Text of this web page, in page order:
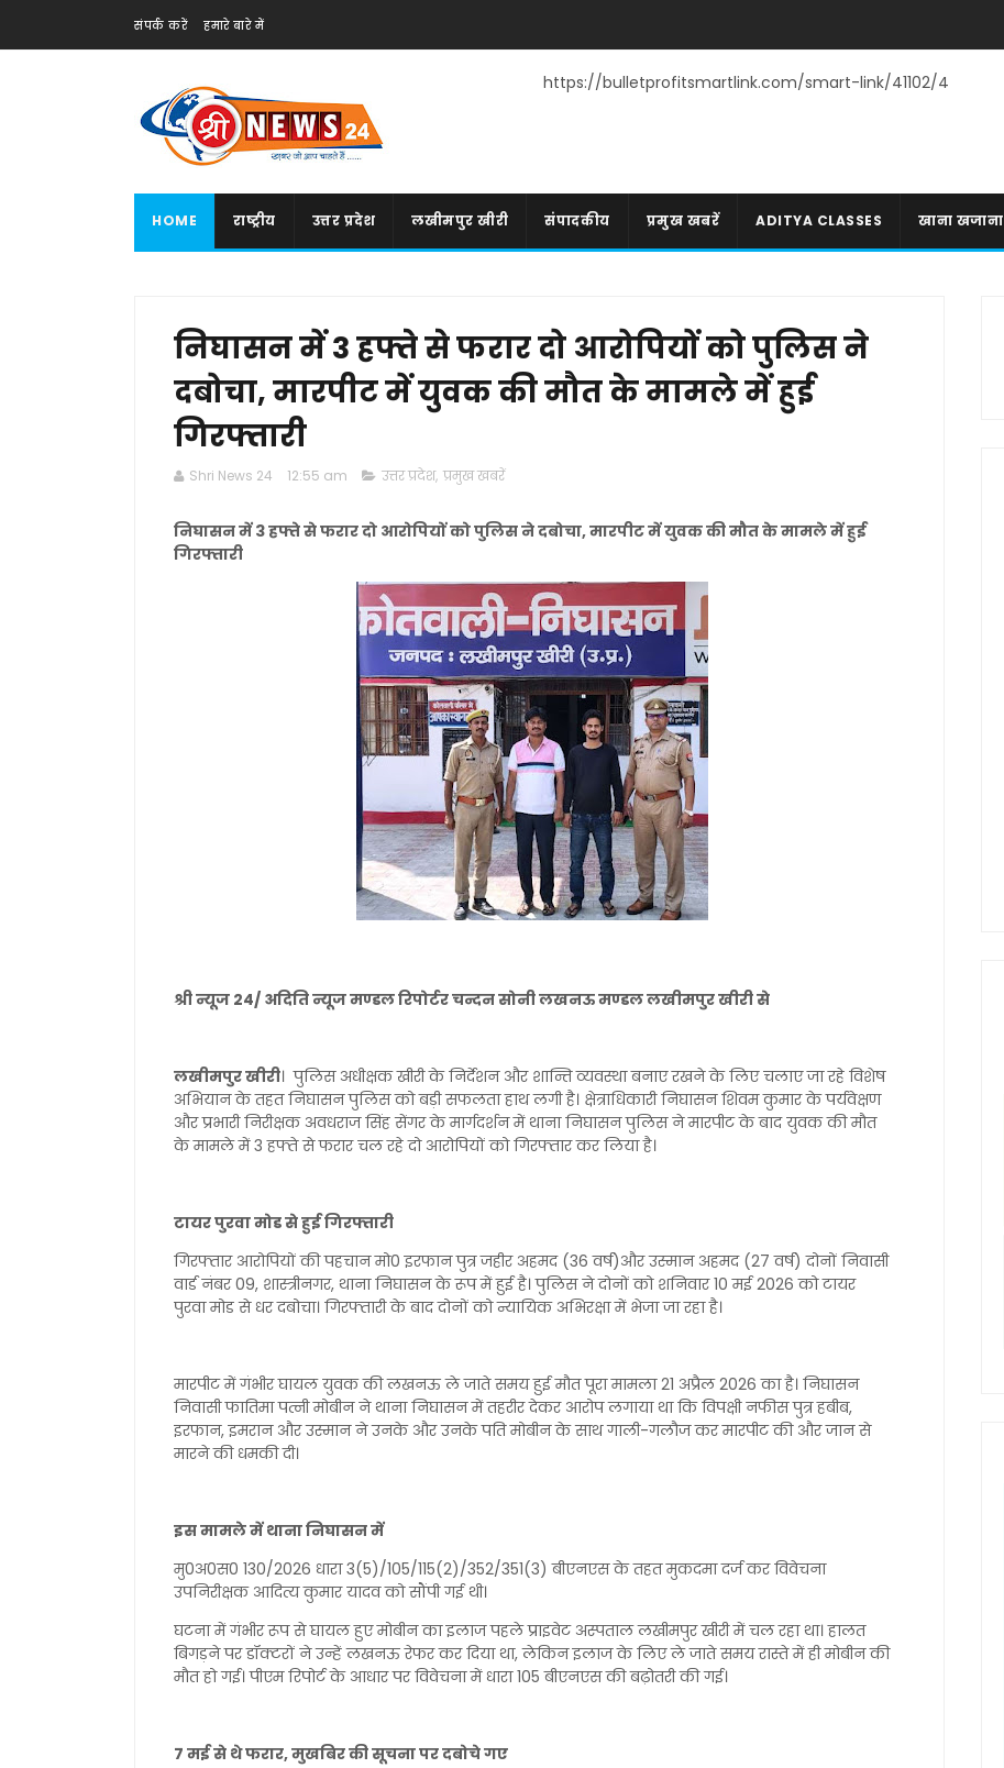
संपर्क करें हमारे बारे में
https://bulletprofitsmartlink.com/smart-link/41102/4
HOME राष्ट्रीय उत्तर प्रदेश लखीमपुर खीरी संपादकीय प्रमुख खबरें ADITYA CLASSES खाना खजाना
निघासन में 3 हफ्ते से फरार दो आरोपियों को पुलिस ने
दबोचा, मारपीट में युवक की मौत के मामले में हुई
गिरफ्तारी
Shri News 24 12:55 am उत्तर प्रदेश, प्रमुख खबरें
निघासन में 3 हफ्ते से फरार दो आरोपियों को पुलिस ने दबोचा, मारपीट में युवक की मौत के मामले में हुई
गिरफ्तारी
श्री न्यूज 24/ अदिति न्यूज मण्डल रिपोर्टर चन्दन सोनी लखनऊ मण्डल लखीमपुर खीरी से
लखीमपुर खीरी। पुलिस अधीक्षक खीरी के निर्देशन और शान्ति व्यवस्था बनाए रखने के लिए चलाए जा रहे विशेष
अभियान के तहत निघासन पुलिस को बड़ी सफलता हाथ लगी है। क्षेत्राधिकारी निघासन शिवम कुमार के पर्यवेक्षण
और प्रभारी निरीक्षक अवधराज सिंह सेंगर के मार्गदर्शन में थाना निघासन पुलिस ने मारपीट के बाद युवक की मौत
के मामले में 3 हफ्ते से फरार चल रहे दो आरोपियों को गिरफ्तार कर लिया है।
टायर पुरवा मोड से हुई गिरफ्तारी
गिरफ्तार आरोपियों की पहचान मो0 इरफान पुत्र जहीर अहमद (36 वर्ष)और उस्मान अहमद (27 वर्ष) दोनों निवासी
वार्ड नंबर 09, शास्त्रीनगर, थाना निघासन के रूप में हुई है। पुलिस ने दोनों को शनिवार 10 मई 2026 को टायर
पुरवा मोड से धर दबोचा। गिरफ्तारी के बाद दोनों को न्यायिक अभिरक्षा में भेजा जा रहा है।
मारपीट में गंभीर घायल युवक की लखनऊ ले जाते समय हुई मौत पूरा मामला 21 अप्रैल 2026 का है। निघासन
निवासी फातिमा पत्नी मोबीन ने थाना निघासन में तहरीर देकर आरोप लगाया था कि विपक्षी नफीस पुत्र हबीब,
इरफान, इमरान और उस्मान ने उनके और उनके पति मोबीन के साथ गाली-गलौज कर मारपीट की और जान से
मारने की धमकी दी।
इस मामले में थाना निघासन में
मु0अ0स0 130/2026 धारा 3(5)/105/115(2)/352/351(3) बीएनएस के तहत मुकदमा दर्ज कर विवेचना
उपनिरीक्षक आदित्य कुमार यादव को सौंपी गई थी।
घटना में गंभीर रूप से घायल हुए मोबीन का इलाज पहले प्राइवेट अस्पताल लखीमपुर खीरी में चल रहा था। हालत
बिगड़ने पर डॉक्टरों ने उन्हें लखनऊ रेफर कर दिया था, लेकिन इलाज के लिए ले जाते समय रास्ते में ही मोबीन की
मौत हो गई। पीएम रिपोर्ट के आधार पर विवेचना में धारा 105 बीएनएस की बढ़ोतरी की गई।
7 मई से थे फरार, मुखबिर की सूचना पर दबोचे गए